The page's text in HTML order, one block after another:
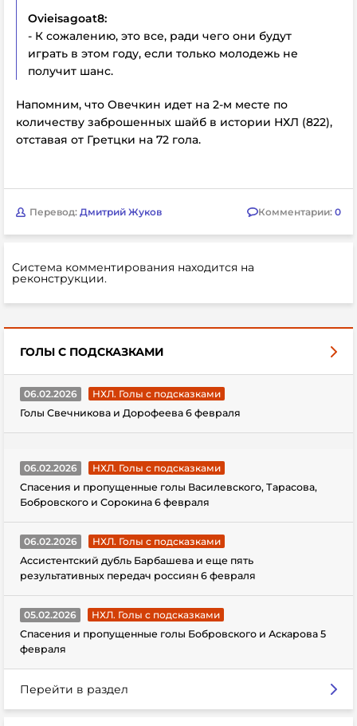
Ovieisagoat8:
- К сожалению, это все, ради чего они будут
играть в этом году, если только молодежь не
получит шанс.
Напомним, что Овечкин идет на 2-м месте по
количеству заброшенных шайб в истории НХЛ (822),
отставая от Гретцки на 72 гола.
Перевод: Дмитрий Жуков Комментарии: 0
Система комментирования находится на
реконструкции.
ГОЛЫ С ПОДСКАЗКАМИ
06.02.2026
НХЛ. Голы с подсказками
Голы Свечникова и Дорофеева 6 февраля
06.02.2026
НХЛ. Голы с подсказками
Спасения и пропущенные голы Василевского, Тарасова,
Бобровского и Сорокина 6 февраля
06.02.2026
НХЛ. Голы с подсказками
Ассистентский дубль Барбашева и еще пять
результативных передач россиян 6 февраля
05.02.2026
НХЛ. Голы с подсказками
Спасения и пропущенные голы Бобровского и Аскарова 5
февраля
Перейти в раздел